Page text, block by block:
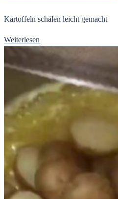
Kartoffeln schälen leicht gemacht
Weiterlesen